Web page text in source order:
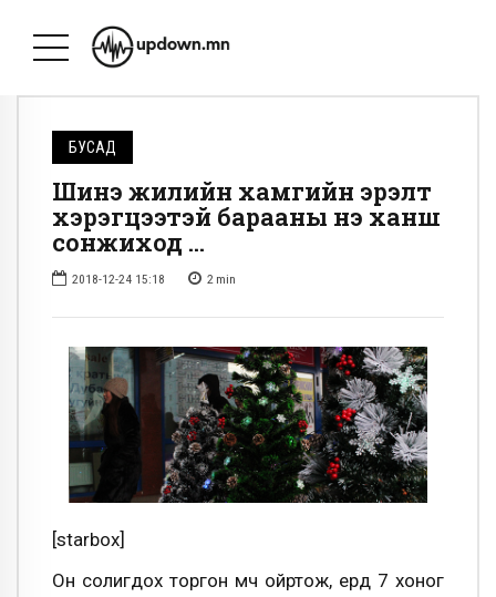
БУСАД
Шинэ жилийн хамгийн эрэлт
хэрэгцээтэй барааны үнэ ханш
сонжиход …
2018-12-24 15:18 2 min
[starbox]
Он солигдох торгон мөч ойртож, ердөө 7 хоног